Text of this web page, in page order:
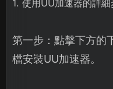
1. 使用UU加速器的詳細
第一步：點擊下方的
檔安裝UU加速器。